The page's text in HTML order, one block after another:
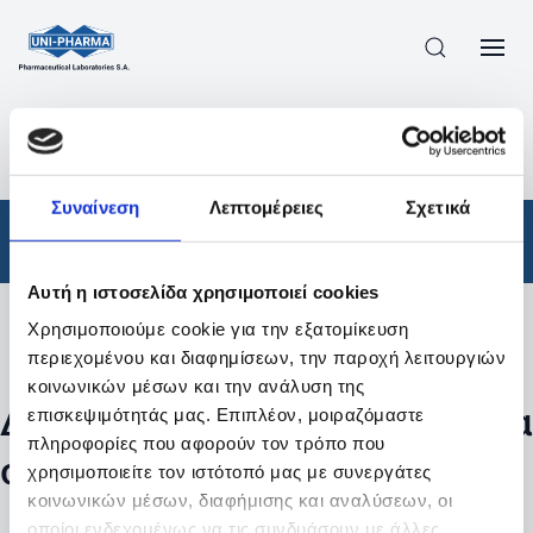
Συναίνεση Λεπτομέρειες Σχετικά
Αυτή η ιστοσελίδα χρησιμοποιεί cookies
Χρησιμοποιούμε cookie για την εξατομίκευση
περιεχομένου και διαφημίσεων, την παροχή λειτουργιών
κοινωνικών μέσων και την ανάλυση της
επισκεψιμότητάς μας. Επιπλέον, μοιραζόμαστε
πληροφορίες που αφορούν τον τρόπο που
χρησιμοποιείτε τον ιστότοπό μας με συνεργάτες
κοινωνικών μέσων, διαφήμισης και αναλύσεων, οι
οποίοι ενδεχομένως να τις συνδυάσουν με άλλες
ΠΡΟΪΟΝΤΑ
ΑΠΟΤΕΛΕΣΜΑΤΑ ΑΝΑΖΗΤΗΣΗΣ
Φάρμακα
Φίλτρα
Δεν βρέθηκαν προϊόντα με τα
συγκεκριμένα φίλτρα